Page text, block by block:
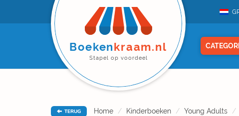
Boekenkraam.nl
Stapel op voordeel
TERUG Home Kinderboeken Young Adults